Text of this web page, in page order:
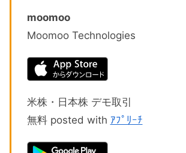
moomoo
Moomoo Technologies
米株・日本株 デモ取引
無料 posted with ｱﾌﾟﾘｰﾁ